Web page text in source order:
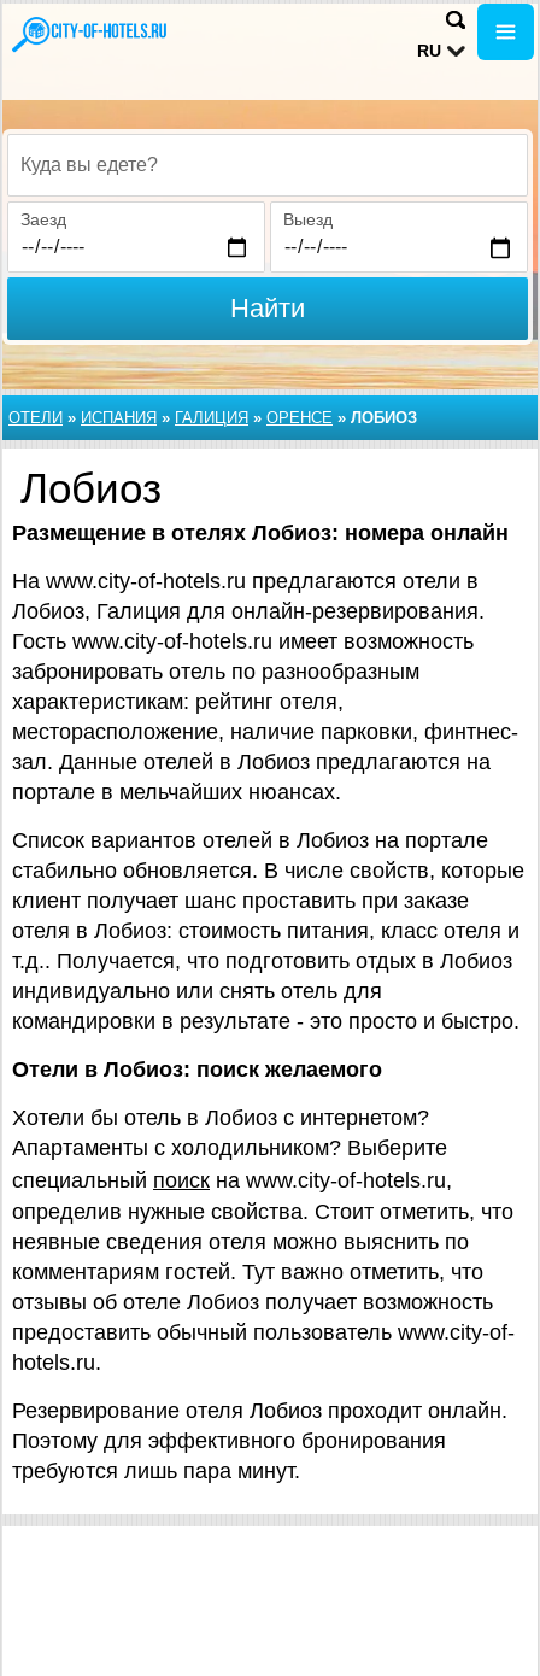
RU
Куда вы едете?
Заезд Выезд
Найти
ОТЕЛИ » ИСПАНИЯ » ГАЛИЦИЯ » ОРЕНСЕ » ЛОБИОЗ
Лобиоз
Размещение в отелях Лобиоз: номера онлайн
На www.city-of-hotels.ru предлагаются отели в
Лобиоз, Галиция для онлайн-резервирования.
Гость www.city-of-hotels.ru имеет возможность
забронировать отель по разнообразным
характеристикам: рейтинг отеля,
месторасположение, наличие парковки, финтнес-
зал. Данные отелей в Лобиоз предлагаются на
портале в мельчайших нюансах.
Список вариантов отелей в Лобиоз на портале
стабильно обновляется. В числе свойств, которые
клиент получает шанс проставить при заказе
отеля в Лобиоз: стоимость питания, класс отеля и
т.д.. Получается, что подготовить отдых в Лобиоз
индивидуально или снять отель для
командировки в результате - это просто и быстро.
Отели в Лобиоз: поиск желаемого
Хотели бы отель в Лобиоз с интернетом?
Апартаменты с холодильником? Выберите
специальный поиск на www.city-of-hotels.ru,
определив нужные свойства. Стоит отметить, что
неявные сведения отеля можно выяснить по
комментариям гостей. Тут важно отметить, что
отзывы об отеле Лобиоз получает возможность
предоставить обычный пользователь www.city-of-
hotels.ru.
Резервирование отеля Лобиоз проходит онлайн.
Поэтому для эффективного бронирования
требуются лишь пара минут.